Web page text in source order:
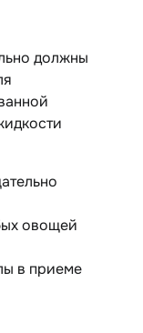
должны
овощей
в приеме